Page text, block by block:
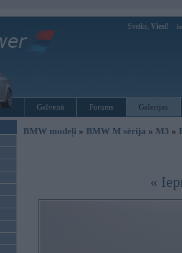
Sveiks, Viesi!
Galvenā Forums Galerijas
BMW modeļi » BMW M sērija » M3 »
«